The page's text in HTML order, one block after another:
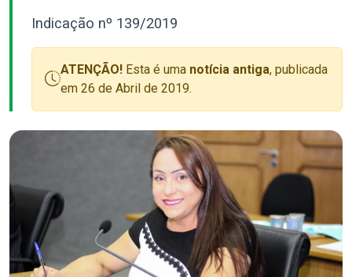
Indicação nº 139/2019
ATENÇÃO! Esta é uma notícia antiga, publicada
em 26 de Abril de 2019.